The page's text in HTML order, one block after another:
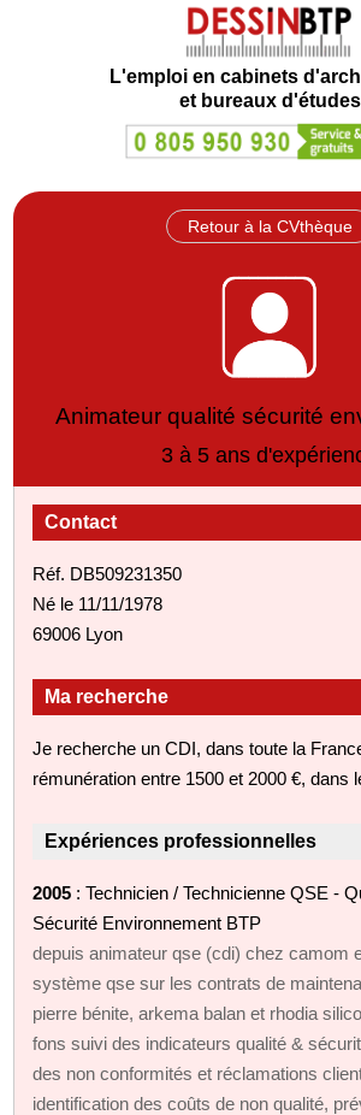
L'emploi en cabinets
et bureaux d'études
Retour à la CVthèque
Animateur qualité sécurité
3 à 5 ans
Contact
Réf. DB509231350
Né le 11/11/1978
69006 Lyon
Ma recherche
Je recherche un CDI, dans toute la
rémunération entre 1500 et 2000 €, dans
Expériences professionnelles
2005 : Technicien / Technicienne QSE -
Sécurité Environnement BTP
depuis animateur qse (cdi) chez camom
système qse sur les contrats de
pierre bénite, arkema balan et rhodia
fons suivi des indicateurs qualité &
des non conformités et réclamations
identification des coûts de non qualité,